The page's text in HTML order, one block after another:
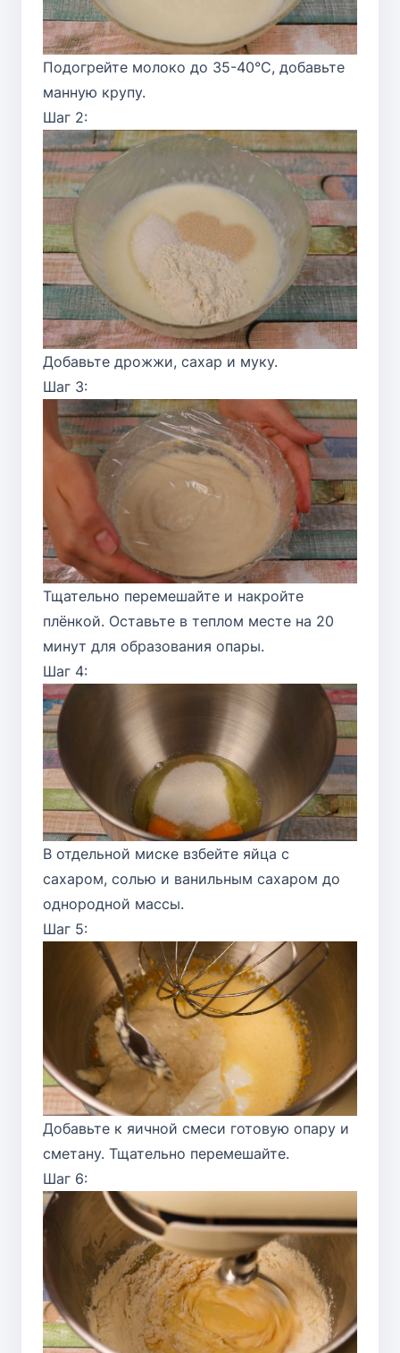
Подогрейте молоко до 35-40°C, добавьте
манную крупу.
Шаг 2:
Добавьте дрожжи, сахар и муку.
Шаг 3:
Тщательно перемешайте и накройте
плёнкой. Оставьте в теплом месте на 20
минут для образования опары.
Шаг 4:
В отдельной миске взбейте яйца с
сахаром, солью и ванильным сахаром до
однородной массы.
Шаг 5:
Добавьте к яичной смеси готовую опару и
сметану. Тщательно перемешайте.
Шаг 6: